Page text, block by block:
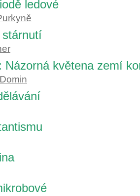
ledové
stárnutí
Názorná květena zemí